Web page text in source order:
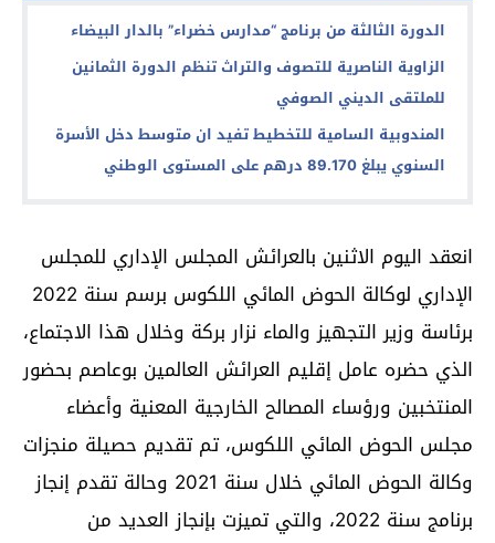
الدورة الثالثة من برنامج “مدارس خضراء” بالدار البيضاء
الزاوية الناصرية للتصوف والتراث تنظم الدورة الثمانين
للملتقى الديني الصوفي
المندوبية السامية للتخطيط تفيد ان متوسط دخل الأسرة
السنوي يبلغ 89.170 درهم على المستوى الوطني
انعقد اليوم الاثنين بالعرائش المجلس الإداري للمجلس
الإداري لوكالة الحوض المائي اللكوس برسم سنة 2022
برئاسة وزير التجهيز والماء نزار بركة وخلال هذا الاجتماع،
الذي حضره عامل إقليم العرائش العالمين بوعاصم بحضور
المنتخبين ورؤساء المصالح الخارجية المعنية وأعضاء
مجلس الحوض المائي اللكوس، تم تقديم حصيلة منجزات
وكالة الحوض المائي خلال سنة 2021 وحالة تقدم إنجاز
برنامج سنة 2022، والتي تميزت بإنجاز العديد من